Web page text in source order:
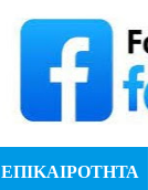
ΕΠΙΚΑΙΡΟΤΗΤΑ